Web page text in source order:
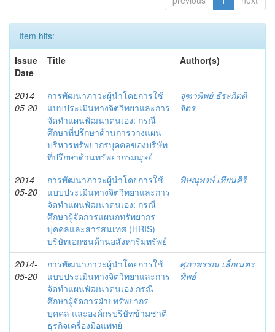
Item hits:
Issue
Date
Title Author(s)
2014-
05-20
การพัฒนาภาวะผู้นำโดยการใช้
แบบประเมินทางจิตวิทยาและการ
จัดทำแผนพัฒนาตนเอง: กรณี
ศึกษาที่ปรึกษาด้านการวางแผน
บริหารทรัพยากรบุคคลของบริษัท
ที่ปรึกษาด้านทรัพยากรมนุษย์
จุฑาพิพย์ ธีระกิตติ
จิตร
2014-
05-20
การพัฒนาภาวะผู้นำโดยการใช้
แบบประเมินทางจิตวิทยาและการ
จัดทำแผนพัฒนาตนเอง: กรณี
ศึกษาผู้จัดการแผนกทรัพยากร
บุคคลและสารสนเทศ (HRIS)
บริษัทเอกชนด้านอสังหาริมทรัพย์
พิษณุพงษ์ เทียนศิริ
2014-
05-20
การพัฒนาภาวะผู้นำโดยการใช้
แบบประเมินทางจิตวิทยาและการ
จัดทำแผนพัฒนาตนเอง กรณี
ศึกษาผู้จัดการฝ่ายทรัพยากร
บุคคล และองค์กรบริษัทข้ามชาติ
ธุรกิจเครื่องมือแพทย์
ศุภาพรรณ เล็กเนตร
ทิพย์